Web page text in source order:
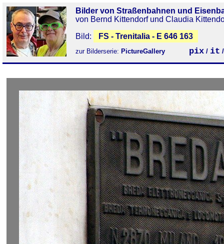
Bilder von Straßenbahnen und
von Bernd Kittendorf und Claudia
Bild:
FS - Trenitalia - E 646 163
zur Bilderserie: PictureGallery pix / it